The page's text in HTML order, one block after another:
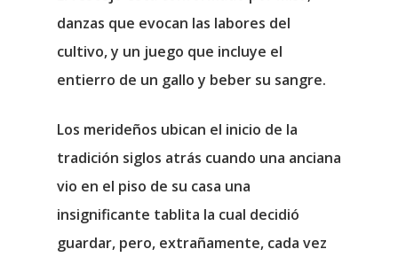
danzas que evocan las labores del
cultivo, y un juego que incluye el
entierro de un gallo y beber su sangre.
Los merideños ubican el inicio de la
tradición siglos atrás cuando una anciana
vio en el piso de su casa una
insignificante tablita la cual decidió
guardar, pero, extrañamente, cada vez